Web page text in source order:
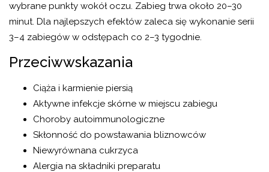
wybrane punkty wokół oczu. Zabieg trwa około 20–30
minut. Dla najlepszych efektów zaleca się wykonanie serii
3–4 zabiegów w odstępach co 2–3 tygodnie.
Przeciwwskazania
Ciąża i karmienie piersią
Aktywne infekcje skórne w miejscu zabiegu
Choroby autoimmunologiczne
Skłonność do powstawania bliznowców
Niewyrównana cukrzyca
Alergia na składniki preparatu